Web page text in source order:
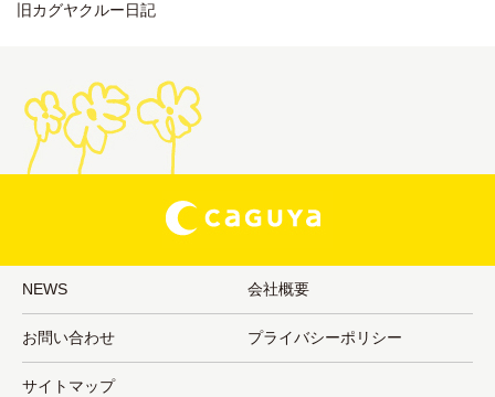
旧カグヤクルー日記
NEWS 会社概要
お問い合わせ プライバシーポリシー
サイトマップ